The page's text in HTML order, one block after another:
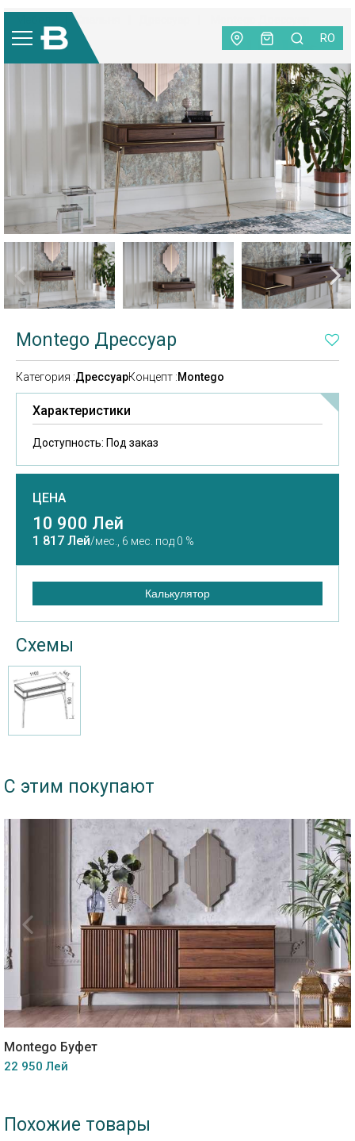
RO
Спальня
Montego Дрессуар
Категория :ДресcуарКонцепт :Montego
Характеристики
Доступность: Под заказ
ЦЕНА
10 900 Лей
1 817 Лей/мес., 6 мес. под 0 %
Калькулятор
Схемы
С этим покупают
Montego Буфет
22 950 Лей
Похожие товары